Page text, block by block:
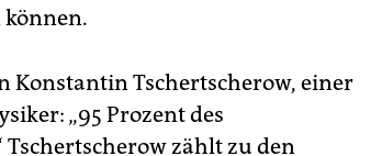
Konstantin Tschertscherow, einer
„95 Prozent des
zählt zu den